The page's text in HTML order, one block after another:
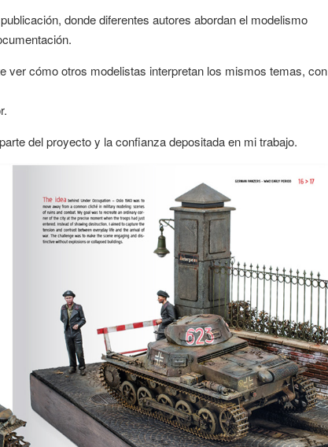
donde diferentes autores abordan el modelismo
ver cómo otros modelistas interpretan los mismos temas, con
del proyecto y la confianza depositada en mi trabajo.